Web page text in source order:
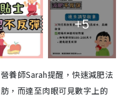
+5
養師Sarah提醒，快速減肥法
，而達至肉眼可見數字上的